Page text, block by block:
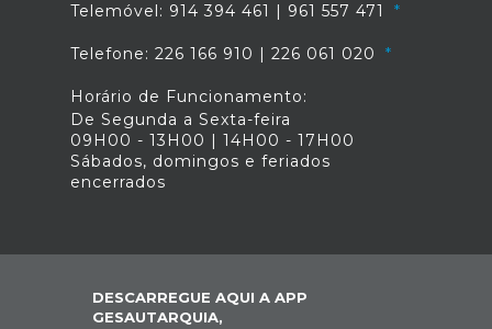
Telemóvel: 914 394 461 | 961 557 471
Telefone: 226 166 910 | 226 061 020
Horário de Funcionamento:
De Segunda a Sexta-feira
09H00 - 13H00 | 14H00 - 17H00
Sábados, domingos e feriados
encerrados
DESCARREGUE AQUI A APP
GESAUTARQUIA,